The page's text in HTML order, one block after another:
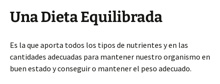
Una Dieta Equilibrada
Es la que aporta todos los tipos de nutrientes y en las
cantidades adecuadas para mantener nuestro organismo en
buen estado y conseguir o mantener el peso adecuado.